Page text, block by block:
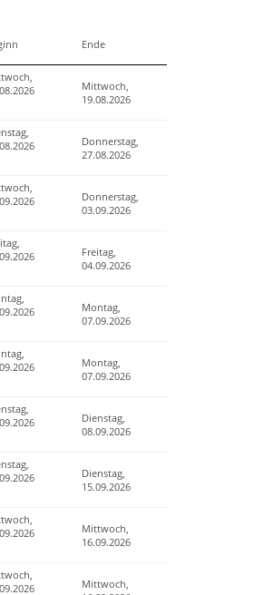
Ende
Mittwoch,
19.08.2026
Donnerstag,
27.08.2026
Donnerstag,
03.09.2026
Freitag,
04.09.2026
Montag,
07.09.2026
Montag,
07.09.2026
Dienstag,
08.09.2026
Dienstag,
15.09.2026
Mittwoch,
16.09.2026
Mittwoch,